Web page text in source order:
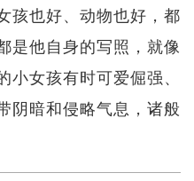
孩也好、动物也好，都
是他自身的写照，就像
女孩有时可爱倔强、
阴暗和侵略气息，诸般